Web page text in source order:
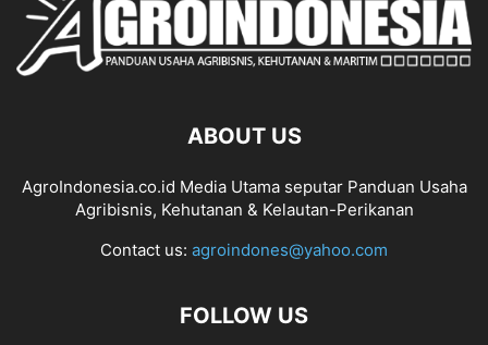
ABOUT US
AgroIndonesia.co.id Media Utama seputar Panduan Usaha
Agribisnis, Kehutanan & Kelautan-Perikanan
Contact us: agroindones@yahoo.com
FOLLOW US